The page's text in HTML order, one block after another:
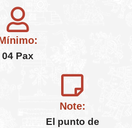
04 Pax
Note:
El punto de